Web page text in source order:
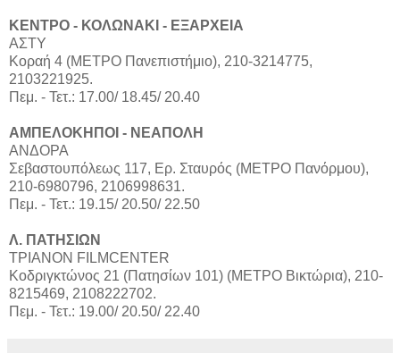
ΚΕΝΤΡΟ - ΚΟΛΩΝΑΚΙ - ΕΞΑΡΧΕΙΑ
ΑΣΤΥ
Κοραή 4 (ΜΕΤΡΟ Πανεπιστήμιο), 210-3214775,
2103221925.
Πεμ. - Τετ.: 17.00/ 18.45/ 20.40
ΑΜΠΕΛΟΚΗΠΟΙ - ΝΕΑΠΟΛΗ
ΑΝΔΟΡΑ
Σεβαστουπόλεως 117, Ερ. Σταυρός (ΜΕΤΡΟ Πανόρμου),
210-6980796, 2106998631.
Πεμ. - Τετ.: 19.15/ 20.50/ 22.50
Λ. ΠΑΤΗΣΙΩΝ
ΤΡΙΑΝΟΝ FILMCENTER
Κοδριγκτώνος 21 (Πατησίων 101) (ΜΕΤΡΟ Βικτώρια), 210-
8215469, 2108222702.
Πεμ. - Τετ.: 19.00/ 20.50/ 22.40